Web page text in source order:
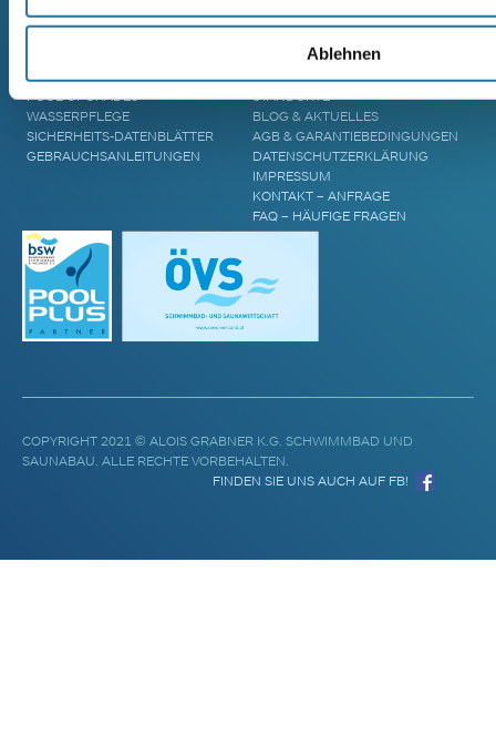
Ablehnen
ZUBEHÖR & INFORMATIONEN
POOL ABDECKUNGEN
POOL UPGRADES
WASSERPFLEGE
SICHERHEITS-DATENBLÄTTER
GEBRAUCHSANLEITUNGEN
UNTERNEHMEN
CRANPOOL – GESCHICHTE &
ZUKUNFT
STANDORTE
BLOG & AKTUELLES
AGB & GARANTIEBEDINGUNGEN
DATENSCHUTZERKLÄRUNG
IMPRESSUM
KONTAKT – ANFRAGE
FAQ – HÄUFIGE FRAGEN
COPYRIGHT 2021 © ALOIS GRABNER K.G. SCHWIMMBAD UND
SAUNABAU. ALLE RECHTE VORBEHALTEN.
FINDEN SIE UNS AUCH AUF FB!